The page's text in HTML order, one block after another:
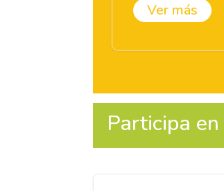
Ver más
Participa